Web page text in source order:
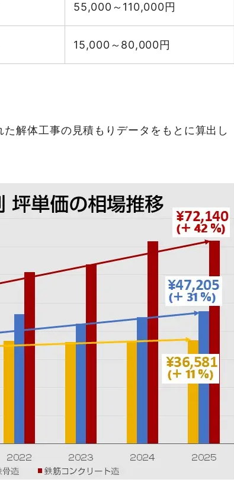
55,000～110,000円
15,000～80,000円
解体工事の見積もりデータをもとに算出し